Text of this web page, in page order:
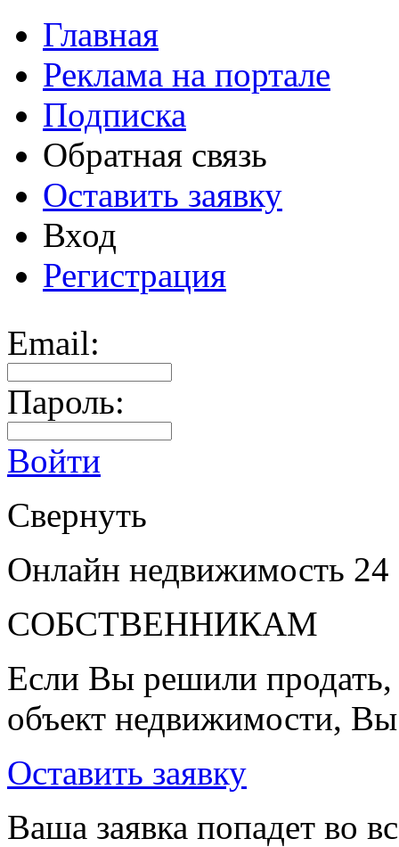
Главная
Реклама на портале
Подписка
Обратная связь
Оставить заявку
Вход
Регистрация
Email:
Пароль:
Войти
Свернуть
Онлайн недвижимость 24
СОБСТВЕННИКАМ
Если Вы решили продать,
объект недвижимости,
Оставить заявку
Ваша заявка попадет во